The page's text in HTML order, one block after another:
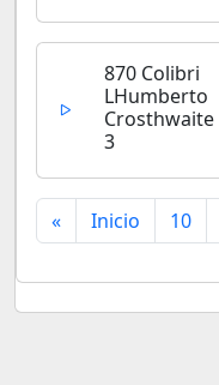
870 Colibri
LHumberto
Crosthwaite
3
« Inicio 10